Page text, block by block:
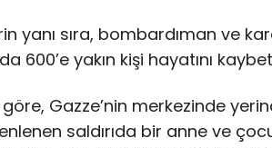
yanı sıra, bombardıman ve
600’e yakın kişi hayatını
Gazze’nin merkezinde
saldırıda bir anne ve